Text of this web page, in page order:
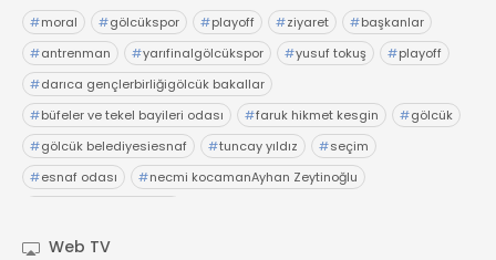
#moral #gölcükspor #playoff #ziyaret #başkanlar
#antrenman #yarıfinalgölcükspor #yusuf tokuş #playoff
#darıca gençlerbirliğigölcük bakallar
#büfeler ve tekel bayileri odası #faruk hikmet kesgin #gölcük
#gölcük belediyesiesnaf #tuncay yıldız #seçim
#esnaf odası #necmi kocamanAyhan Zeytinoğlu
Web TV